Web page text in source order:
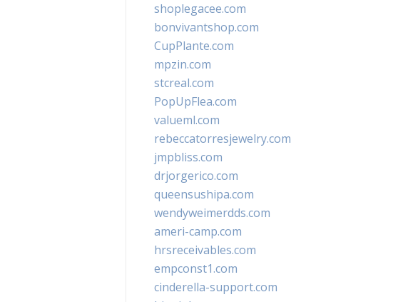
shoplegacee.com
bonvivantshop.com
CupPlante.com
mpzin.com
stcreal.com
PopUpFlea.com
valueml.com
rebeccatorresjewelry.com
jmpbliss.com
drjorgerico.com
queensushipa.com
wendyweimerdds.com
ameri-camp.com
hrsreceivables.com
empconst1.com
cinderella-support.com